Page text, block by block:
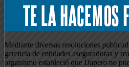
Mediante diversas resoluciones
gerencia de entidades aseguradoras y
organismo estableció que Dapero no